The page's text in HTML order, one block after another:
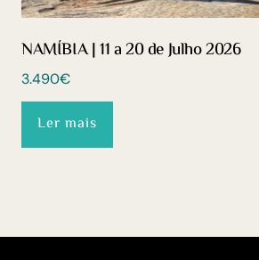
NAMÍBIA | 11 a 20 de Julho 2026
3.490€
Ler mais